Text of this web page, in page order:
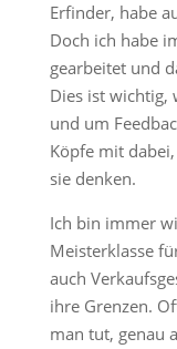
Erfinder, habe
Doch ich habe
gearbeitet und
Dies ist wichtig,
und um
Köpfe mit
sie denken.
Ich bin immer
Meisterklasse
auch
ihre Grenzen.
man tut, genau